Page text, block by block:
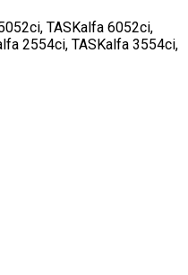
TASKalfa 6052ci,
2554ci, TASKalfa 3554ci,